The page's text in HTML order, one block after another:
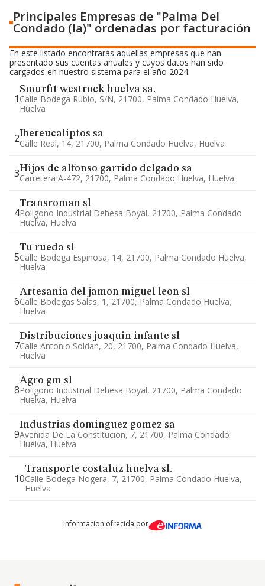
Principales Empresas de "Palma Del
Condado (la)" ordenadas por facturación
En este listado encontrarás aquellas empresas que han
presentado sus cuentas anuales y cuyos datos han sido
cargados en nuestro sistema para el año 2024.
1
Smurfit westrock huelva sa.
Calle Bodega Rubio, S/n, 21700, Palma Condado Huelva,
Huelva
2Ibereucaliptos sa
Calle Real, 14, 21700, Palma Condado Huelva, Huelva
3Hijos de alfonso garrido delgado sa
Carretera A-472, 21700, Palma Condado Huelva, Huelva
4
Transroman sl
Poligono Industrial Dehesa Boyal, 21700, Palma Condado
Huelva, Huelva
5
Tu rueda sl
Calle Bodega Espinosa, 14, 21700, Palma Condado Huelva,
Huelva
6
Artesania del jamon miguel leon sl
Calle Bodegas Salas, 1, 21700, Palma Condado Huelva,
Huelva
7
Distribuciones joaquin infante sl
Calle Antonio Soldan, 20, 21700, Palma Condado Huelva,
Huelva
8
Agro gm sl
Poligono Industrial Dehesa Boyal, 21700, Palma Condado
Huelva, Huelva
9
Industrias dominguez gomez sa
Avenida De La Constitucion, 7, 21700, Palma Condado
Huelva, Huelva
10
Transporte costaluz huelva sl.
Calle Bodega Nogera, 7, 21700, Palma Condado Huelva,
Huelva
Informacion ofrecida por